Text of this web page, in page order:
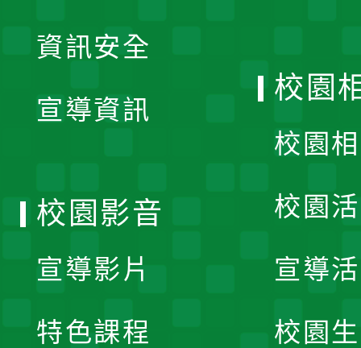
資訊安全
宣導資訊
校園
校園
校園
宣導
校園
校園影音
宣導影片
特色課程